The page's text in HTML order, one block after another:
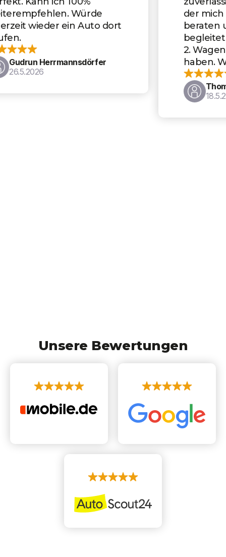
der mich in allen Fragen gut
beraten und den Kauf perfekt
2. Wagen, den wir dort gekauft
haben. Wir sind sehr zufrieden.
18.5.2026
Unsere Bewertungen